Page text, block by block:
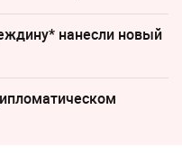
нанесли новый